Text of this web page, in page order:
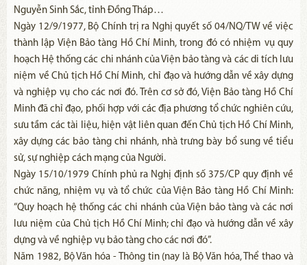
Nguyễn Sinh Sắc, tỉnh Đồng Tháp…
Ngày 12/9/1977, Bộ Chính trị ra Nghị quyết số 04/NQ/TW về việc
thành lập Viện Bảo tàng Hồ Chí Minh, trong đó có nhiệm vụ quy
hoạch Hệ thống các chi nhánh của Viện bảo tàng và các di tích lưu
niệm về Chủ tịch Hồ Chí Minh, chỉ đạo và hướng dẫn về xây dựng
và nghiệp vụ cho các nơi đó. Trên cơ sở đó, Viện Bảo tàng Hồ Chí
Minh đã chỉ đạo, phối hợp với các địa phương tổ chức nghiên cứu,
sưu tầm các tài liệu, hiện vật liên quan đến Chủ tịch Hồ Chí Minh,
xây dựng các bảo tàng chi nhánh, nhà trưng bày bổ sung về tiểu
sử, sự nghiệp cách mạng của Người.
Ngày 15/10/1979 Chính phủ ra Nghị định số 375/CP quy định về
chức năng, nhiệm vụ và tổ chức của Viện Bảo tàng Hồ Chí Minh:
“Quy hoạch hệ thống các chi nhánh của Viện bảo tàng và các nơi
lưu niệm của Chủ tịch Hồ Chí Minh; chỉ đạo và hướng dẫn về xây
dựng và về nghiệp vụ bảo tàng cho các nơi đó”.
Năm 1982, Bộ Văn hóa - Thông tin (nay là Bộ Văn hóa, Thể thao và